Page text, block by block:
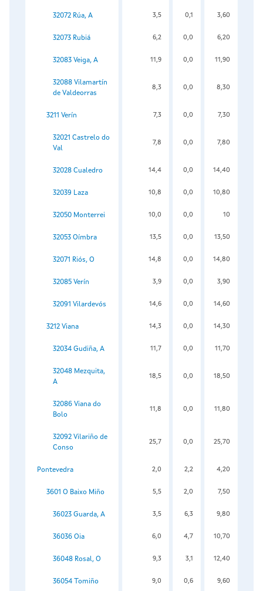
32072 Rúa, A 3,5 0,1 3,60
32073 Rubiá 6,2 0,0 6,20
32083 Veiga, A 11,9 0,0 11,90
32088 Vilamartín
de Valdeorras
8,3 0,0 8,30
3211 Verín 7,3 0,0 7,30
32021 Castrelo do
Val
7,8 0,0 7,80
32028 Cualedro 14,4 0,0 14,40
32039 Laza 10,8 0,0 10,80
32050 Monterrei 10,0 0,0 10
32053 Oímbra 13,5 0,0 13,50
32071 Riós, O 14,8 0,0 14,80
32085 Verín 3,9 0,0 3,90
32091 Vilardevós 14,6 0,0 14,60
3212 Viana 14,3 0,0 14,30
32034 Gudiña, A 11,7 0,0 11,70
32048 Mezquita,
A
18,5 0,0 18,50
32086 Viana do
Bolo
11,8 0,0 11,80
32092 Vilariño de
Conso
25,7 0,0 25,70
Pontevedra 2,0 2,2 4,20
3601 O Baixo Miño 5,5 2,0 7,50
36023 Guarda, A 3,5 6,3 9,80
36036 Oia 6,0 4,7 10,70
36048 Rosal, O 9,3 3,1 12,40
36054 Tomiño 9,0 0,6 9,60